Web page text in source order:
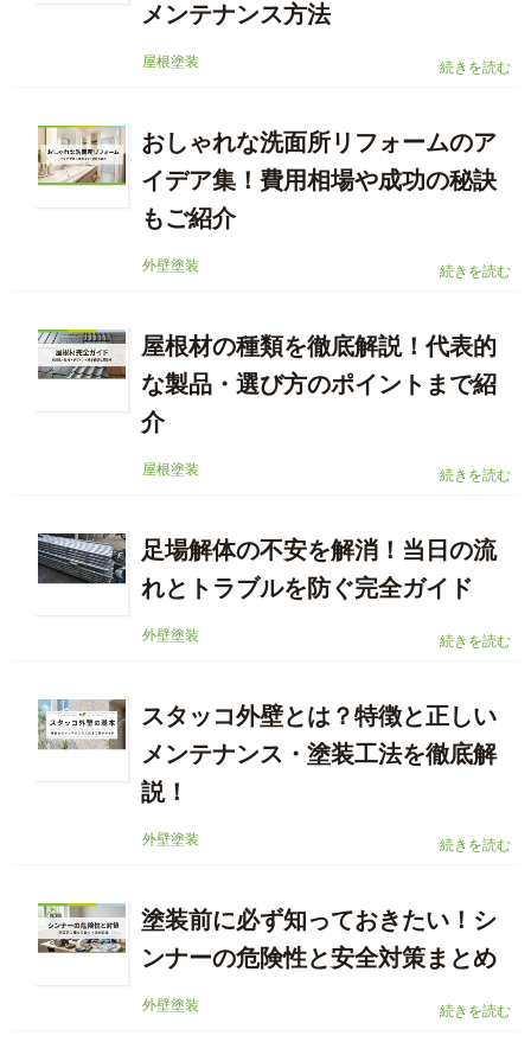
メンテナンス方法
続きを読む
屋根塗装
おしゃれな洗面所リフォームのア
イデア集！費用相場や成功の秘訣
もご紹介
続きを読む
外壁塗装
屋根材の種類を徹底解説！代表的
な製品・選び方のポイントまで紹
介
続きを読む
屋根塗装
足場解体の不安を解消！当日の流
れとトラブルを防ぐ完全ガイド
続きを読む
外壁塗装
スタッコ外壁とは？特徴と正しい
メンテナンス・塗装工法を徹底解
説！
続きを読む
外壁塗装
塗装前に必ず知っておきたい！シ
ンナーの危険性と安全対策まとめ
続きを読む
外壁塗装